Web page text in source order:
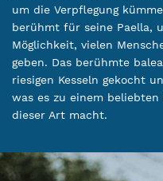
um die Verpflegung
berühmt für seine Paella,
Möglichkeit, vielen
geben. Das berühmte
riesigen Kesseln gekocht
was es zu einem
dieser Art macht.